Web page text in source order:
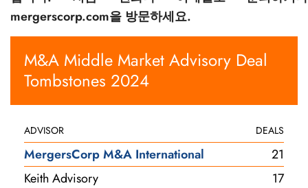
mergerscorp.com을 방문하세요.
M&A Middle Market Advisory Deal
Tombstones 2024
ADVISOR DEALS
MergersCorp M&A International
21
Keith Advisory
17